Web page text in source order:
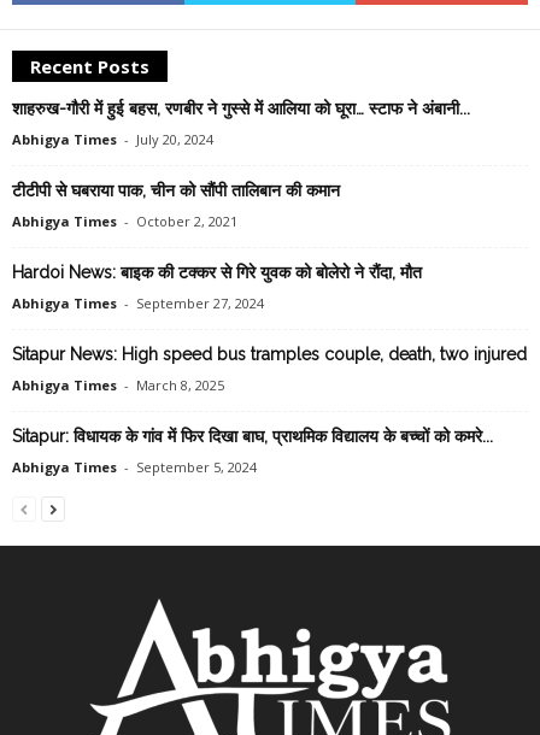
Recent Posts
शाहरुख-गौरी में हुई बहस, रणबीर ने गुस्से में आलिया को घूरा… स्टाफ ने अंबानी...
Abhigya Times - July 20, 2024
टीटीपी से घबराया पाक, चीन को सौंपी तालिबान की कमान
Abhigya Times - October 2, 2021
Hardoi News: बाइक की टक्कर से गिरे युवक को बोलेरो ने रौंदा, मौत
Abhigya Times - September 27, 2024
Sitapur News: High speed bus tramples couple, death, two injured
Abhigya Times - March 8, 2025
Sitapur: विधायक के गांव में फिर दिखा बाघ, प्राथमिक विद्यालय के बच्चों को कमरे...
Abhigya Times - September 5, 2024